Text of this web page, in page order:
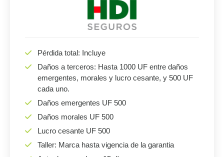
Pérdida total: Incluye
Daños a terceros: Hasta 1000 UF entre daños
emergentes, morales y lucro cesante, y 500 UF
cada uno.
Daños emergentes UF 500
Daños morales UF 500
Lucro cesante UF 500
Taller: Marca hasta vigencia de la garantia